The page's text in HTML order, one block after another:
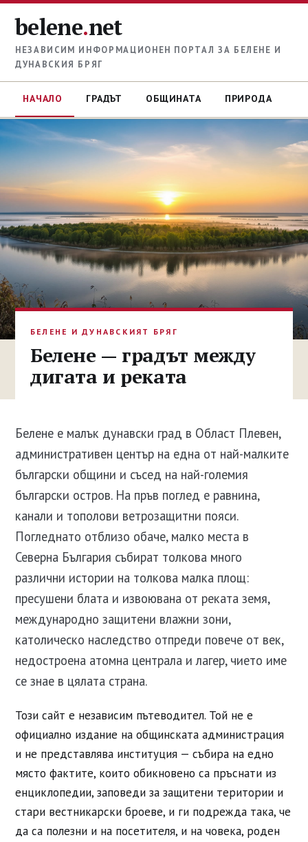
belene.net
НЕЗАВИСИМ ИНФОРМАЦИОНЕН ПОРТАЛ ЗА БЕЛЕНЕ И
ДУНАВСКИЯ БРЯГ
НАЧАЛО ГРАДЪТ ОБЩИНАТА ПРИРОДА
БЕЛЕНЕ И ДУНАВСКИЯТ БРЯГ
Белене — градът между
дигата и реката
Белене е малък дунавски град в Област Плевен,
административен център на една от най-малките
български общини и съсед на най-големия
български остров. На пръв поглед е равнина,
канали и тополови ветрозащитни пояси.
Погледнато отблизо обаче, малко места в
Северна България събират толкова много
различни истории на толкова малка площ:
пресушени блата и извоювана от реката земя,
международно защитени влажни зони,
католическо наследство отпреди повече от век,
недостроена атомна централа и лагер, чието име
се знае в цялата страна.
Този сайт е независим пътеводител. Той не е
официално издание на общинската администрация
и не представлява институция — събира на едно
място фактите, които обикновено са пръснати из
енциклопедии, заповеди за защитени територии и
стари вестникарски броеве, и ги подрежда така, че
да са полезни и на посетителя, и на човека, роден